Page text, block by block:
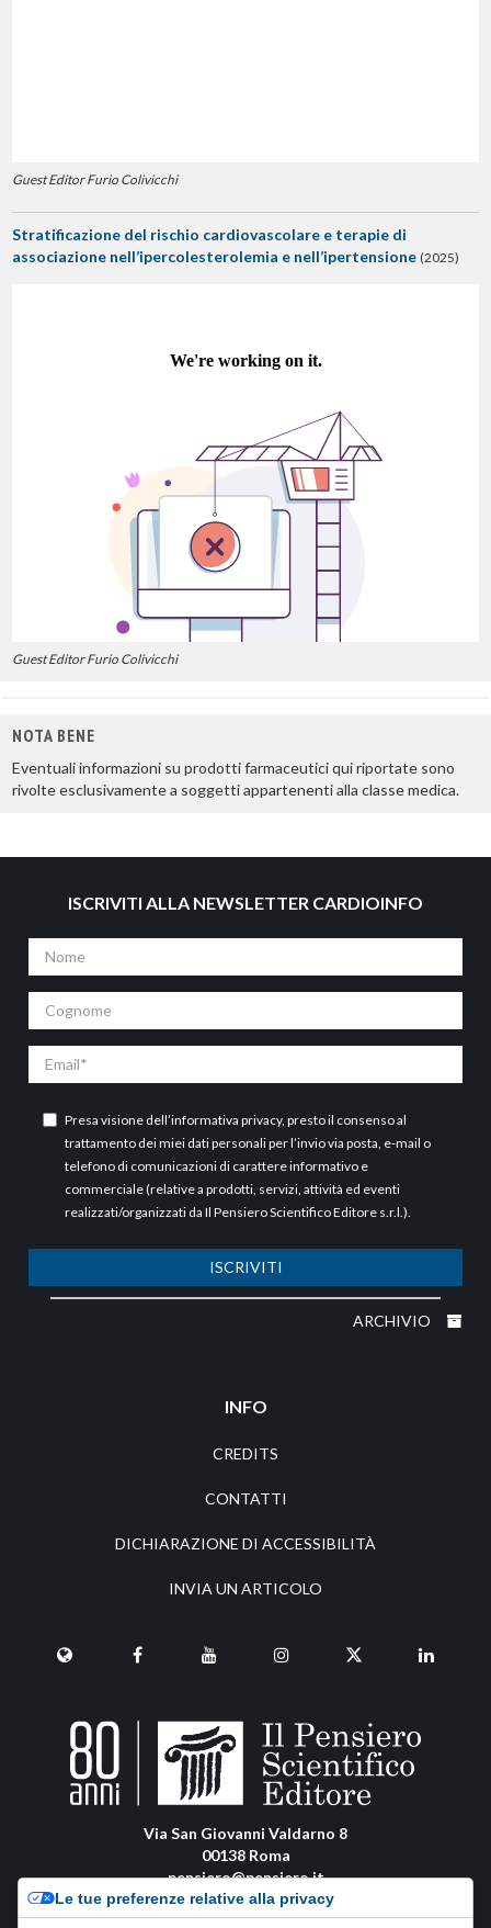
Guest Editor Furio Colivicchi
Stratificazione del rischio cardiovascolare e terapie di
associazione nell’ipercolesterolemia e nell’ipertensione (2025)
Guest Editor Furio Colivicchi
NOTA BENE
Eventuali informazioni su prodotti farmaceutici qui riportate sono
rivolte esclusivamente a soggetti appartenenti alla classe medica.
ISCRIVITI ALLA NEWSLETTER CARDIOINFO
Nome
Cognome
Email
Presa visione dell’informativa privacy, presto il consenso al
trattamento dei miei dati personali per l’invio via posta, e-mail o
telefono di comunicazioni di carattere informativo e
commerciale (relative a prodotti, servizi, attività ed eventi
realizzati/organizzati da Il Pensiero Scientifico Editore s.r.l.).
ISCRIVITI
ARCHIVIO
INFO
CREDITS
CONTATTI
DICHIARAZIONE DI ACCESSIBILITÀ
INVIA UN ARTICOLO
Via San Giovanni Valdarno 8
00138 Roma
pensiero@pensiero.it
amministrazione@pec.pensiero.com
Le tue preferenze relative alla privacy